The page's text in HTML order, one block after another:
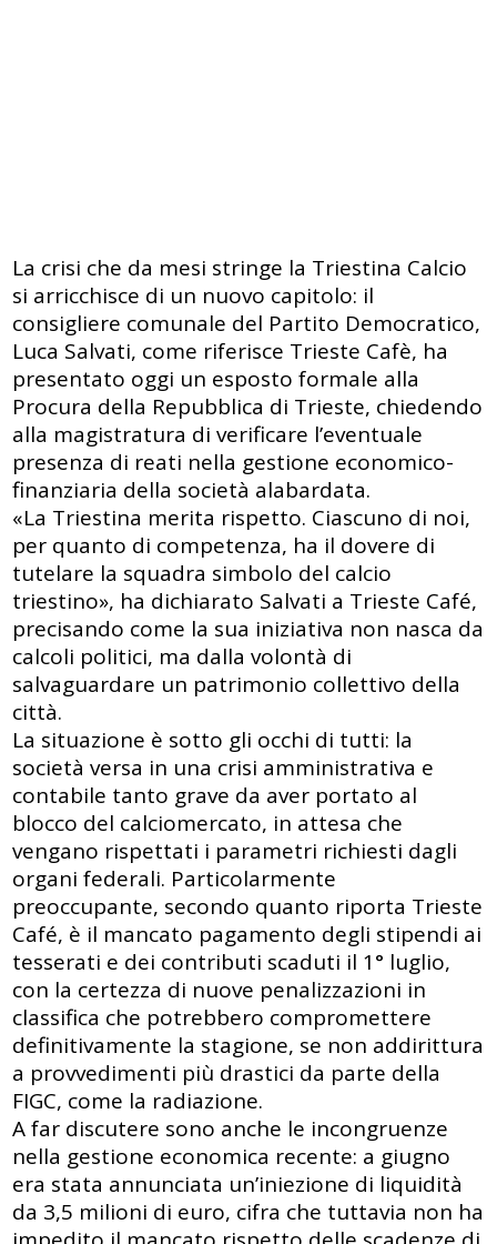
La crisi che da mesi stringe la Triestina Calcio
si arricchisce di un nuovo capitolo: il
consigliere comunale del Partito Democratico,
Luca Salvati, come riferisce Trieste Cafè, ha
presentato oggi un esposto formale alla
Procura della Repubblica di Trieste, chiedendo
alla magistratura di verificare l’eventuale
presenza di reati nella gestione economico-
finanziaria della società alabardata.
«La Triestina merita rispetto. Ciascuno di noi,
per quanto di competenza, ha il dovere di
tutelare la squadra simbolo del calcio
triestino», ha dichiarato Salvati a Trieste Café,
precisando come la sua iniziativa non nasca da
calcoli politici, ma dalla volontà di
salvaguardare un patrimonio collettivo della
città.
La situazione è sotto gli occhi di tutti: la
società versa in una crisi amministrativa e
contabile tanto grave da aver portato al
blocco del calciomercato, in attesa che
vengano rispettati i parametri richiesti dagli
organi federali. Particolarmente
preoccupante, secondo quanto riporta Trieste
Café, è il mancato pagamento degli stipendi ai
tesserati e dei contributi scaduti il 1° luglio,
con la certezza di nuove penalizzazioni in
classifica che potrebbero compromettere
definitivamente la stagione, se non addirittura
a provvedimenti più drastici da parte della
FIGC, come la radiazione.
A far discutere sono anche le incongruenze
nella gestione economica recente: a giugno
era stata annunciata un’iniezione di liquidità
da 3,5 milioni di euro, cifra che tuttavia non ha